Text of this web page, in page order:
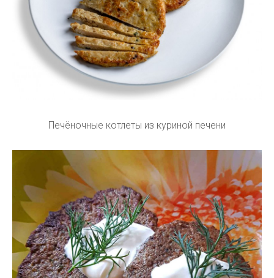
Печёночные котлеты из куриной печени